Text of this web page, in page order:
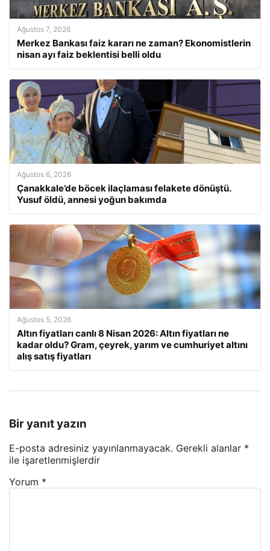
Ağustos 7, 2026
Merkez Bankası faiz kararı ne zaman? Ekonomistlerin
nisan ayı faiz beklentisi belli oldu
Ağustos 6, 2026
Çanakkale’de böcek ilaçlaması felakete dönüştü.
Yusuf öldü, annesi yoğun bakımda
Ağustos 5, 2026
Altın fiyatları canlı 8 Nisan 2026: Altın fiyatları ne
kadar oldu? Gram, çeyrek, yarım ve cumhuriyet altını
alış satış fiyatları
Bir yanıt yazın
E-posta adresiniz yayınlanmayacak. Gerekli alanlar *
ile işaretlenmişlerdir
Yorum *